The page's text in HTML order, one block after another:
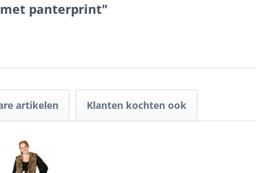
panterprint"
artikelen Klanten kochten ook